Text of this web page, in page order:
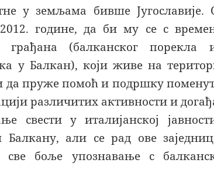
у земљама бивше Југославије.
2012. године, да би му се с
(балканског порекла
у Балкан), који живе на
да пруже помоћ и подршку
различитих активности и
свести у италијанској
Балкану, али се рад ове
боље упознавање с